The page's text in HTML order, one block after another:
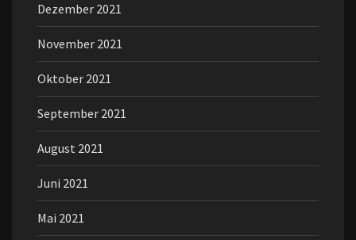
Dezember 2021
November 2021
Oktober 2021
September 2021
August 2021
Juni 2021
Mai 2021